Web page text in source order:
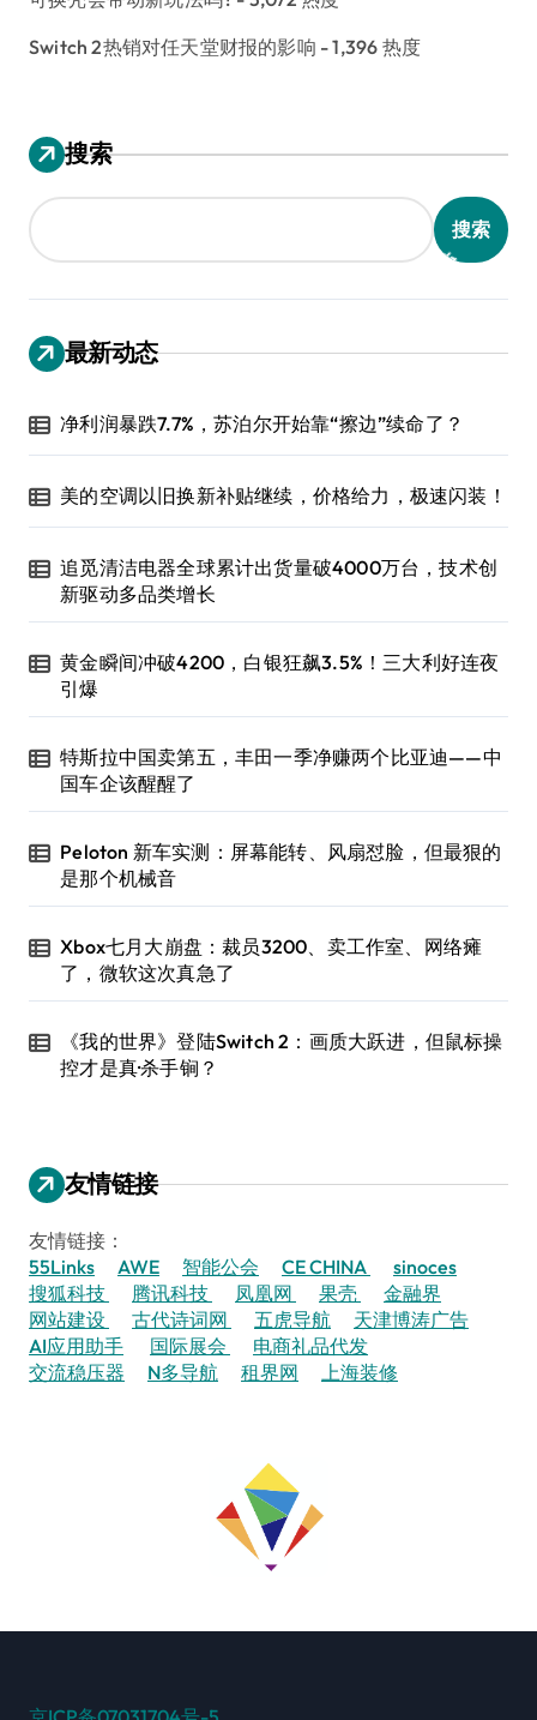
Switch 2热销对任天堂财报的影响 - 1,396 热度
搜索
搜索
最新动态
净利润暴跌7.7%，苏泊尔开始靠“擦边”续命了？
美的空调以旧换新补贴继续，价格给力，极速闪装！
追觅清洁电器全球累计出货量破4000万台，技术创
新驱动多品类增长
黄金瞬间冲破4200，白银狂飙3.5%！三大利好连夜
引爆
特斯拉中国卖第五，丰田一季净赚两个比亚迪——中
国车企该醒醒了
Peloton 新车实测：屏幕能转、风扇怼脸，但最狠的
是那个机械音
Xbox七月大崩盘：裁员3200、卖工作室、网络瘫
了，微软这次真急了
《我的世界》登陆Switch 2：画质大跃进，但鼠标操
控才是真·杀手锏？
友情链接
友情链接：
55Links
AWE 智能公会 CE CHINA
sinoces
搜狐科技
腾讯科技 凤凰网 果壳
金融界
网站建设
古代诗词网 五虎导航
天津博涛广告
AI应用助手
国际展会
电商礼品代发
交流稳压器
N多导航 租界网 上海装修